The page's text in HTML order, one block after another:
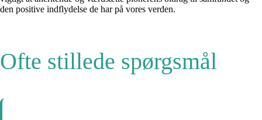
den positive indflydelse de har på vores verden.
Ofte stillede spørgsmål